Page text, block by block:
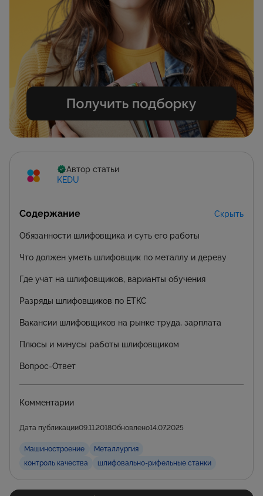
Автор статьи
KEDU
Содержание Скрыть
Обязанности шлифовщика и суть его работы
Что должен уметь шлифовщик по металлу и дереву
Где учат на шлифовщиков, варианты обучения
Разряды шлифовщиков по ЕТКС
Вакансии шлифовщиков на рынке труда, зарплата
Плюсы и минусы работы шлифовщиком
Вопрос-Ответ
Комментарии
Дата публикации09.11.2018Обновлено14.07.2025
Машиностроение
Металлургия
контроль качества
шлифовально-рифельные станки